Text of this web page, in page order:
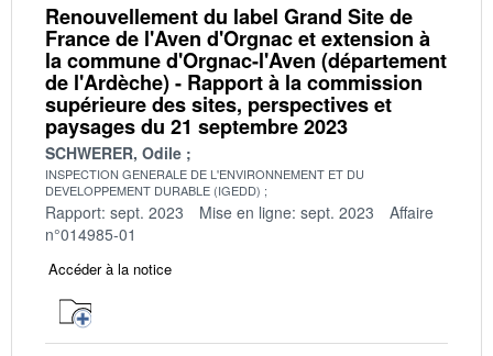
Renouvellement du label Grand Site de
France de l'Aven d'Orgnac et extension à
la commune d'Orgnac-l'Aven (département
de l'Ardèche) - Rapport à la commission
supérieure des sites, perspectives et
paysages du 21 septembre 2023
SCHWERER, Odile
INSPECTION GENERALE DE L'ENVIRONNEMENT ET DU
DEVELOPPEMENT DURABLE (IGEDD)
Rapport: sept. 2023 Mise en ligne: sept. 2023
Affaire
n°014985-01
Accéder à la notice